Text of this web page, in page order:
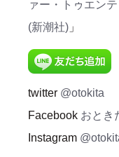
ァー・トゥエン
(新潮社) 」
twitter @otokita
Facebook おとき
Instagram